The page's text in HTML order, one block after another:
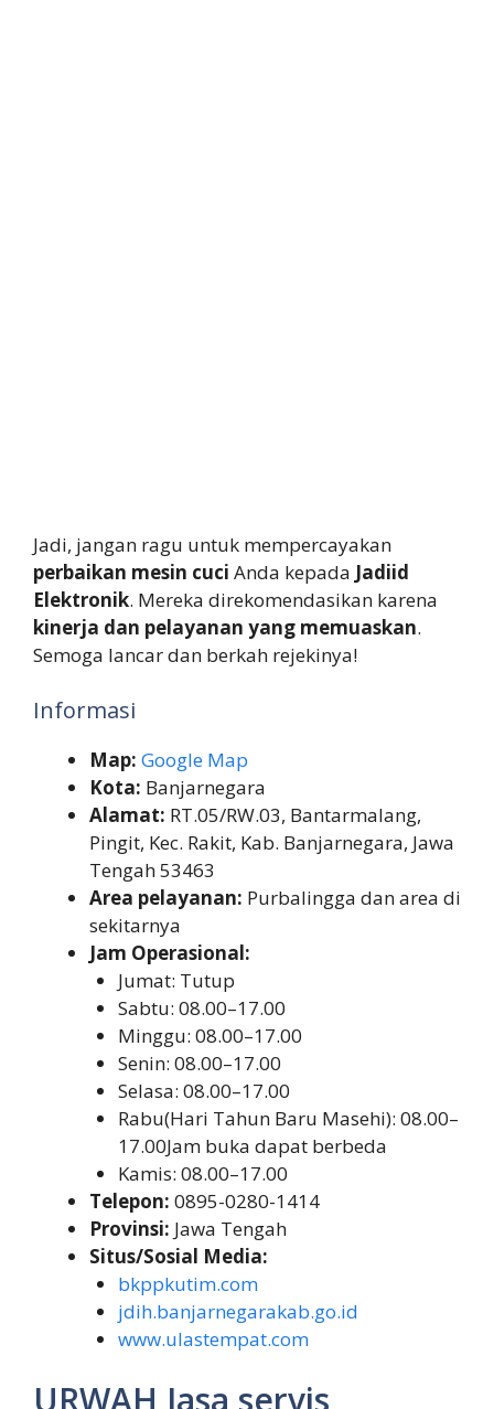
Jadi, jangan ragu untuk mempercayakan
perbaikan mesin cuci Anda kepada Jadiid
Elektronik. Mereka direkomendasikan karena
kinerja dan pelayanan yang memuaskan.
Semoga lancar dan berkah rejekinya!
Informasi
Map: Google Map
Kota: Banjarnegara
Alamat: RT.05/RW.03, Bantarmalang,
Pingit, Kec. Rakit, Kab. Banjarnegara, Jawa
Tengah 53463
Area pelayanan: Purbalingga dan area di
sekitarnya
Jam Operasional:
Jumat: Tutup
Sabtu: 08.00–17.00
Minggu: 08.00–17.00
Senin: 08.00–17.00
Selasa: 08.00–17.00
Rabu(Hari Tahun Baru Masehi): 08.00–
17.00Jam buka dapat berbeda
Kamis: 08.00–17.00
Telepon: 0895-0280-1414
Provinsi: Jawa Tengah
Situs/Sosial Media:
bkppkutim.com
jdih.banjarnegarakab.go.id
www.ulastempat.com